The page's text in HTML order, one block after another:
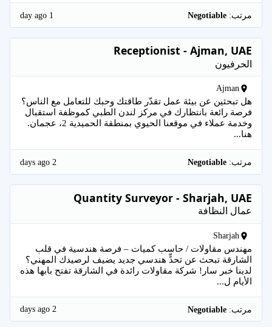
مرتب: 1 day ago
Receptionist - Ajman, UAE
الحرفيون
Ajman
هل تبحثين عن بيئة عمل تقدّر طاقتك وحبك للتعامل مع الناس؟
فرصة رائعة بانتظارك في مركز لندن الطبي كموظفة استقبال
وخدمة عملاء في موقعنا الحيوي بمنطقة الحميدية 2، عجمان.
هنا...
مرتب: 2 days ago
Quantity Surveyor - Sharjah, UAE
عمال النظافة
Sharjah
مهندس مقاولات / حاسب كميات – فرصة هندسية في قلب
الشارقة تبحث عن تحدٍّ هندسي جديد يضيف لرصيدك المهني؟
لدينا خبر سار! شركة مقاولات رائدة في الشارقة تفتح بابها هذه
الأيام ل...
مرتب: 2 days ago